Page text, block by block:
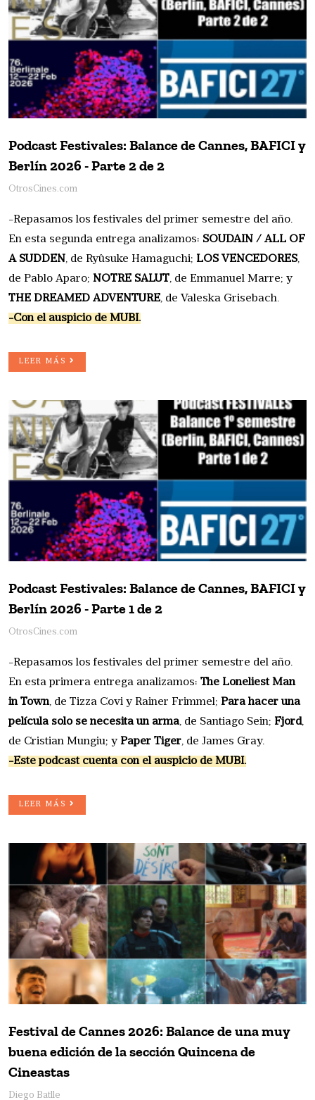
Podcast Festivales: Balance de Cannes, BAFICI y
Berlín 2026 - Parte 2 de 2
OtrosCines.com
-Repasamos los festivales del primer semestre del año.
En esta segunda entrega analizamos: SOUDAIN / ALL OF
A SUDDEN, de Ryûsuke Hamaguchi; LOS VENCEDORES,
de Pablo Aparo; NOTRE SALUT, de Emmanuel Marre; y
THE DREAMED ADVENTURE, de Valeska Grisebach.
-Con el auspicio de MUBI.
LEER MÁS
Podcast Festivales: Balance de Cannes, BAFICI y
Berlín 2026 - Parte 1 de 2
OtrosCines.com
-Repasamos los festivales del primer semestre del año.
En esta primera entrega analizamos: The Loneliest Man
in Town, de Tizza Covi y Rainer Frimmel; Para hacer una
película solo se necesita un arma, de Santiago Sein; Fjord,
de Cristian Mungiu; y Paper Tiger, de James Gray.
-Este podcast cuenta con el auspicio de MUBI.
LEER MÁS
Festival de Cannes 2026: Balance de una muy
buena edición de la sección Quincena de
Cineastas
Diego Batlle